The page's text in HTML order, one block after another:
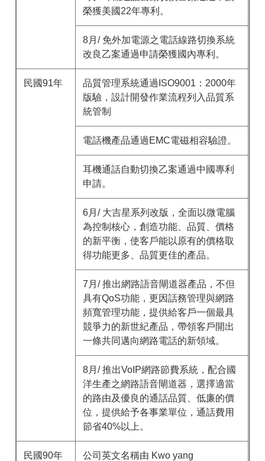
榮獲美國22年專利。
8月/ 免外加電源之電話線路切換系統
改良乙案通過申請榮獲國內專利。
民國91年
品質管理系統通過ISO9001：2000年
版驗，設計開發作業流程列入品質系
統管制
電話機產品通過EMC電磁相容驗證。
耳機通話自動切換乙案通過中國專利
申請。
6月/ 大吉星系列改版，全面以微電腦
為控制核心，創造功能、品質、價格
的新平衡，使客戶能以原有的價格取
得功能更多、品質更佳的產品。
7月/ 推出網路語音閘道器產品，不但
具有QoS功能，更因話務管理與網路
頻寬管理功能，提供給客戶一個最具
競爭力的新世紀產品，帶領客戶開出
一條共同邁向網路電話的新領域。
8月/ 推出VoIP網路節費系統，配合國
洋生產之網路語音閘道器，選擇適當
的路由及優良的通話品質、低廉的價
位，提供給予各事業單位，通話費用
節省40%以上。
民國90年
公司英文名稱由 Kwo yang